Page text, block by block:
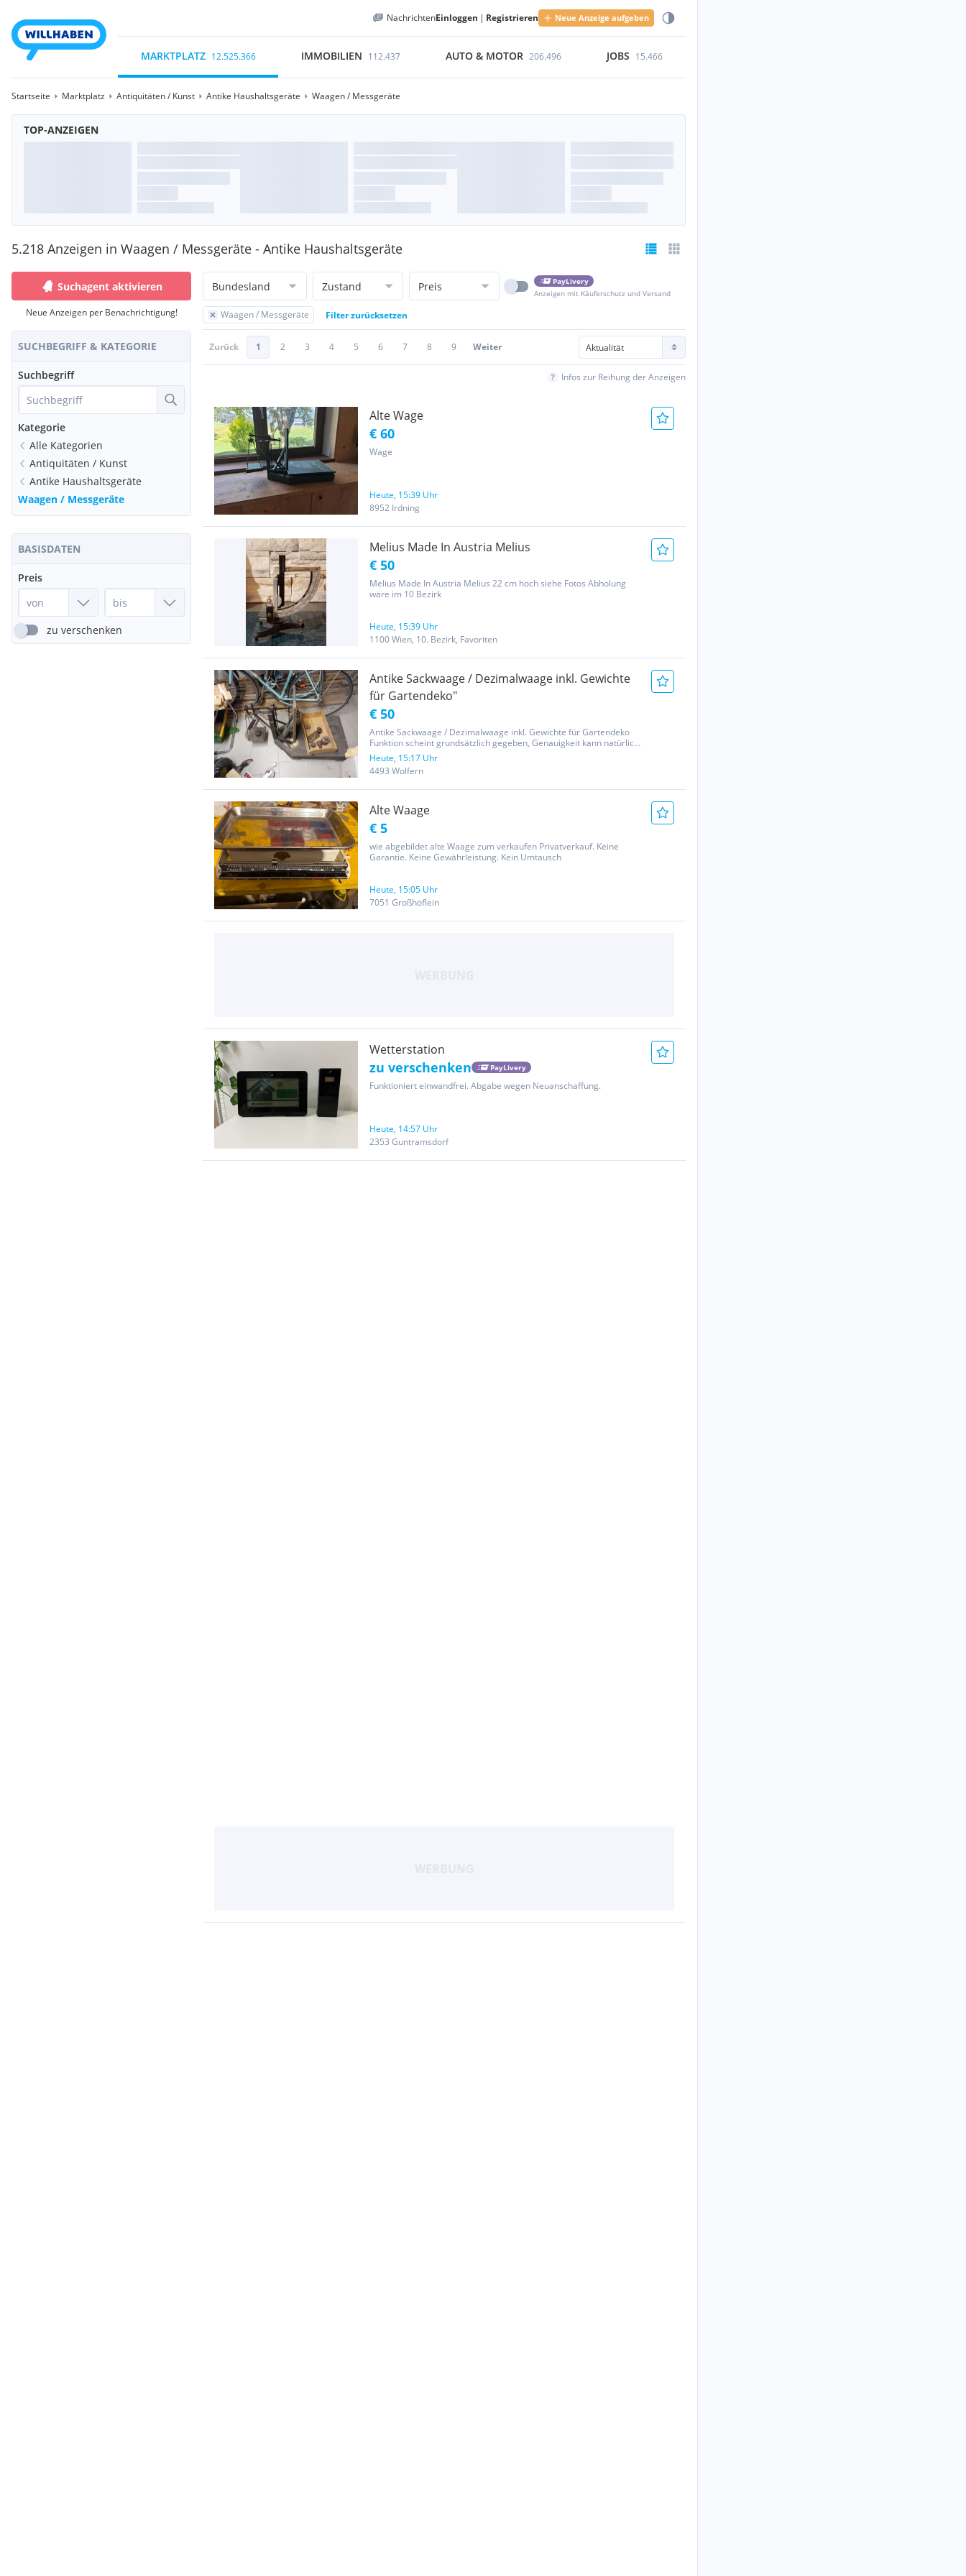
NachrichtenEinloggen | Registrieren Neue Anzeige aufgeben
MARKTPLATZ 12.525.366 IMMOBILIEN 112.437 AUTO & MOTOR 206.496 JOBS 15.466
Startseite Marktplatz Antiquitäten / Kunst Antike Haushaltsgeräte Waagen / Messgeräte
TOP-ANZEIGEN
5.218 Anzeigen in Waagen / Messgeräte - Antike Haushaltsgeräte
Suchagent aktivieren
Neue Anzeigen per Benachrichtigung!
SUCHBEGRIFF & KATEGORIE
Suchbegriff
Kategorie
Alle Kategorien
Antiquitäten / Kunst
Antike Haushaltsgeräte
Waagen / Messgeräte
BASISDATEN
Preis
zu verschenken
Bundesland Zustand Preis
PayLivery
Anzeigen mit Käuferschutz und Versand
Waagen / Messgeräte Filter zurücksetzen
Zurück 1 2 3 4 5 6 7 8 9 Weiter
Infos zur Reihung der Anzeigen
Alte Wage
€ 60
Wage
Heute, 15:39 Uhr
8952 Irdning
Melius Made In Austria Melius
€ 50
Melius Made In Austria Melius 22 cm hoch siehe Fotos Abholung
wäre im 10 Bezirk
Heute, 15:39 Uhr
1100 Wien, 10. Bezirk, Favoriten
Antike Sackwaage / Dezimalwaage inkl. Gewichte
für Gartendeko"
€ 50
Antike Sackwaage / Dezimalwaage inkl. Gewichte für Gartendeko
Funktion scheint grundsätzlich gegeben, Genauigkeit kann natürlich
nicht bestätigt werden. Der Verkauf erfolgt unter Ausschluss
jeglicher Gewährleistung.
Heute, 15:17 Uhr
4493 Wolfern
Alte Waage
€ 5
wie abgebildet alte Waage zum verkaufen Privatverkauf. Keine
Garantie. Keine Gewährleistung. Kein Umtausch
Heute, 15:05 Uhr
7051 Großhöflein
Wetterstation
zu verschenken PayLivery
Funktioniert einwandfrei. Abgabe wegen Neuanschaffung.
Heute, 14:57 Uhr
2353 Guntramsdorf